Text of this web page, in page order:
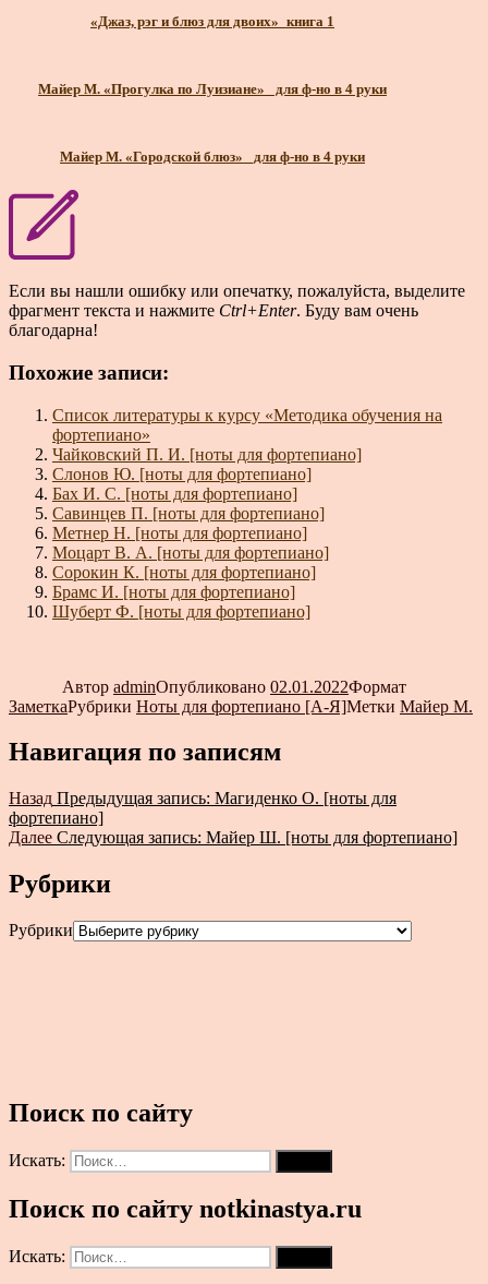
«Джаз, рэг и блюз для двоих»_книга 1
Майер М. «Прогулка по Луизиане»_ для ф-но в 4 руки
Майер М. «Городской блюз» _для ф-но в 4 руки
Если вы нашли ошибку или опечатку, пожалуйста, выделите
фрагмент текста и нажмите Ctrl+Enter. Буду вам очень
благодарна!
Похожие записи:
Список литературы к курсу «Методика обучения на
фортепиано»
Чайковский П. И. [ноты для фортепиано]
Слонов Ю. [ноты для фортепиано]
Бах И. С. [ноты для фортепиано]
Савинцев П. [ноты для фортепиано]
Метнер Н. [ноты для фортепиано]
Моцарт В. А. [ноты для фортепиано]
Сорокин К. [ноты для фортепиано]
Брамс И. [ноты для фортепиано]
Шуберт Ф. [ноты для фортепиано]
Автор adminОпубликовано 02.01.2022Формат
ЗаметкаРубрики Ноты для фортепиано [А-Я]Метки Майер М.
Навигация по записям
Назад Предыдущая запись: Магиденко О. [ноты для
фортепиано]
Далее Следующая запись: Майер Ш. [ноты для фортепиано]
Рубрики
Рубрики
Поиск по сайту
Искать:
Поиск по сайту notkinastya.ru
Искать: